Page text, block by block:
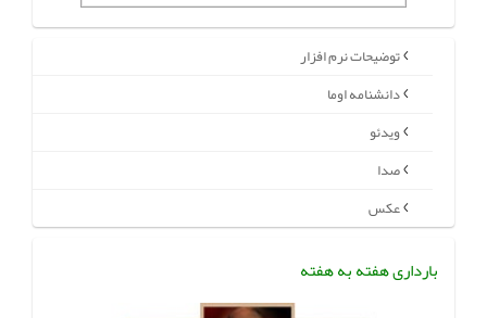
توضیحات نرم افزار
دانشنامه اوما
ویدئو
صدا
عکس
بارداری هفته به هفته